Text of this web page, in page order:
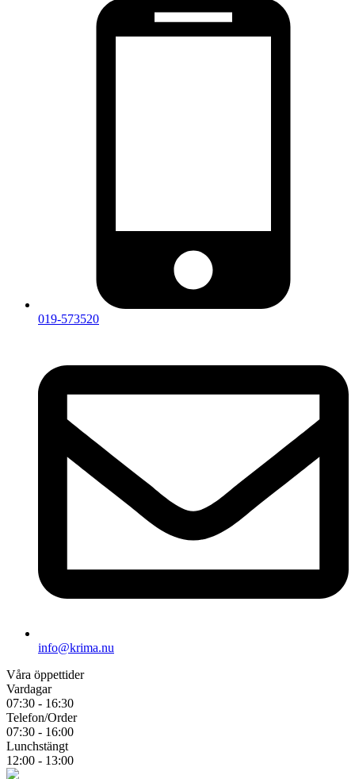
019-573520
info@krima.nu
Våra öppettider
Vardagar
07:30 - 16:30
Telefon/Order
07:30 - 16:00
Lunchstängt
12:00 - 13:00